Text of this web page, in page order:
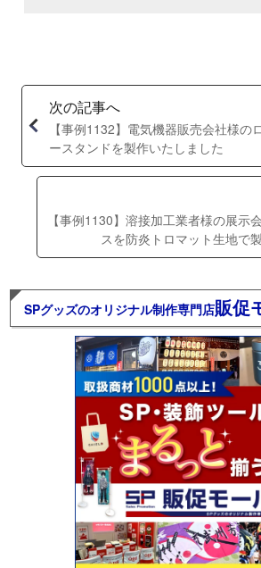
次の記事へ
【事例1132】電気機器販売会社様の
ースタンドを製作いたしました
【事例1130】溶接加工業者様の展示
スを防炎トロマット生地で
SPグッズのオリジナル制作専門店販促